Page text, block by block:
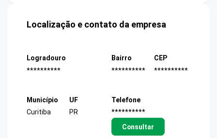
Localização e contato da empresa
Logradouro
**********
Bairro
**********
CEP
**********
Município
Curitiba
UF
PR
Telefone
**********
Consultar